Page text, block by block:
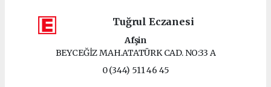
Tuğrul Eczanesi
Afşin
BEYCEĞİZ MAH.ATATÜRK CAD. NO:33 A
0 (344) 511 46 45